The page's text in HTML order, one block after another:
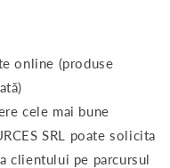
online (produse
cele mai bune
SRL poate solicita
clientului pe parcursul